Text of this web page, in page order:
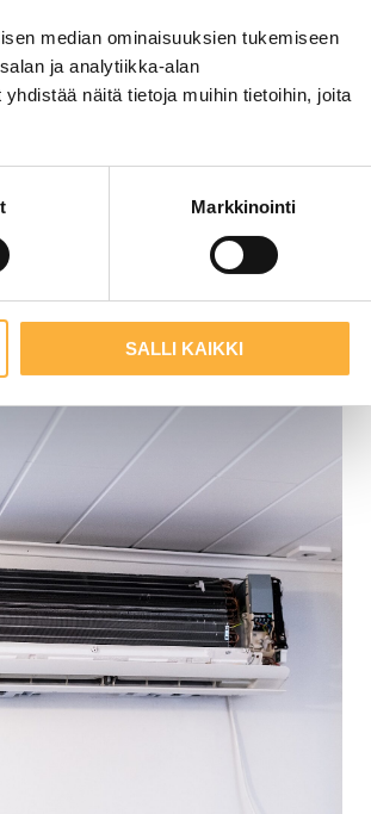
median ominaisuuksien tukemiseen
ja analytiikka-alan
näitä tietoja muihin tietoihin, joita
Markkinointi
SALLI KAIKKI